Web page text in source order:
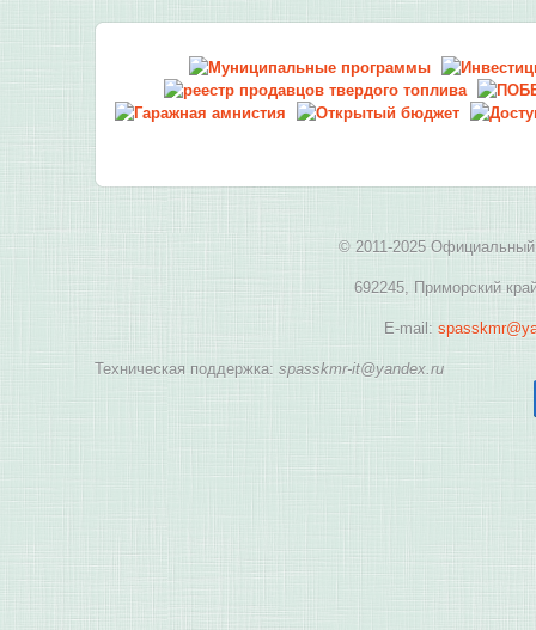
© 2011-2025 Официальный
692245, Приморский
E-mail:
Техническая поддержка: spasskmr-it@yandex.ru